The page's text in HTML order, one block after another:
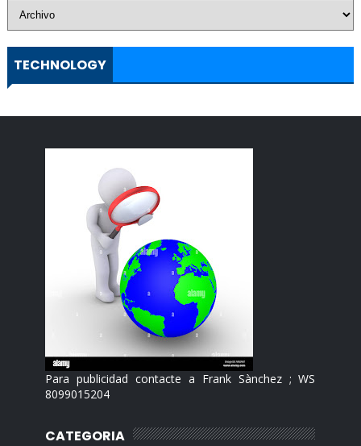
TECHNOLOGY
Para publicidad contacte a Frank Sànchez ; WS
8099015204
CATEGORIA